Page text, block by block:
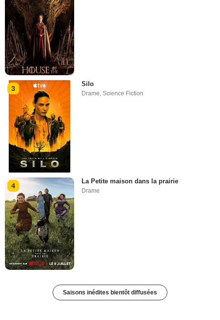
3
Silo
Drame ,Science Fiction
4
La Petite maison dans la prairie
Drame
Saisons inédites bientôt diffusées